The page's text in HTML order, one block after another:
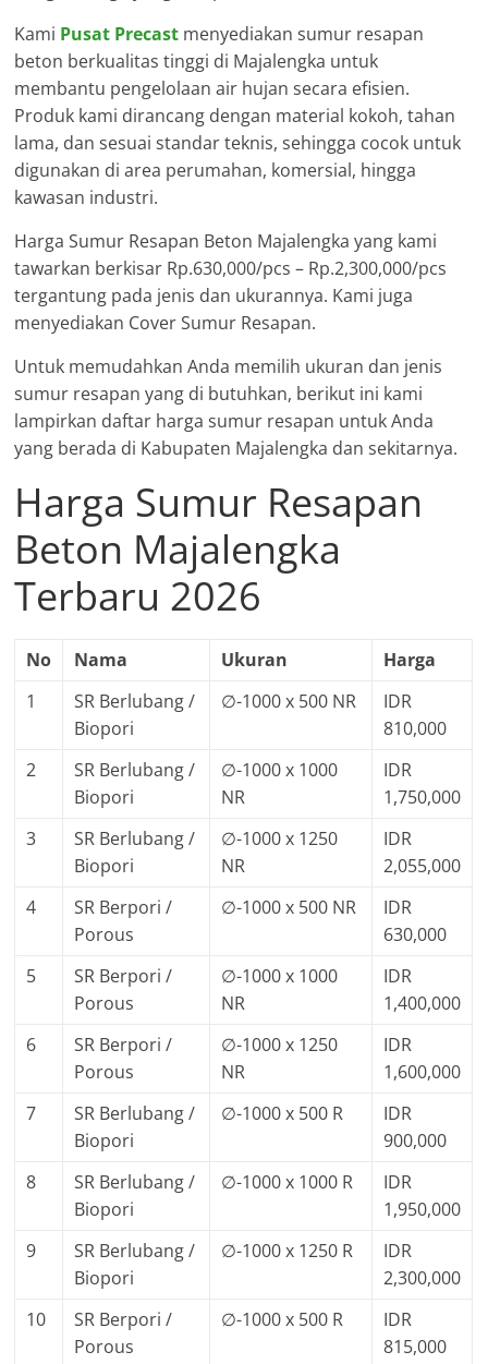
Kami Pusat Precast menyediakan sumur resapan
beton berkualitas tinggi di Majalengka untuk
membantu pengelolaan air hujan secara efisien.
Produk kami dirancang dengan material kokoh, tahan
lama, dan sesuai standar teknis, sehingga cocok untuk
digunakan di area perumahan, komersial, hingga
kawasan industri.
Harga Sumur Resapan Beton Majalengka yang kami
tawarkan berkisar Rp.630,000/pcs – Rp.2,300,000/pcs
tergantung pada jenis dan ukurannya. Kami juga
menyediakan Cover Sumur Resapan.
Untuk memudahkan Anda memilih ukuran dan jenis
sumur resapan yang di butuhkan, berikut ini kami
lampirkan daftar harga sumur resapan untuk Anda
yang berada di Kabupaten Majalengka dan sekitarnya.
Harga Sumur Resapan
Beton Majalengka
Terbaru 2026
No Nama Ukuran
Harga
1
SR Berlubang /
Biopori
∅-1000 x 500 NR
IDR
810,000
2
SR Berlubang /
Biopori
∅-1000 x 1000
NR
IDR
1,750,000
3
SR Berlubang /
Biopori
∅-1000 x 1250
NR
IDR
2,055,000
4
SR Berpori /
Porous
∅-1000 x 500 NR
IDR
630,000
5
SR Berpori /
Porous
∅-1000 x 1000
NR
IDR
1,400,000
6
SR Berpori /
Porous
∅-1000 x 1250
NR
IDR
1,600,000
7
SR Berlubang /
Biopori
∅-1000 x 500 R
IDR
900,000
8
SR Berlubang /
Biopori
∅-1000 x 1000 R
IDR
1,950,000
9
SR Berlubang /
Biopori
∅-1000 x 1250 R
IDR
2,300,000
10
SR Berpori /
Porous
∅-1000 x 500 R
IDR
815,000